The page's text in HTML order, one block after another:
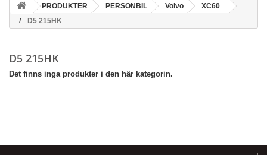
PRODUKTER PERSONBIL Volvo
XC60
D5 215HK
D5 215HK
Det finns inga produkter i den här kategorin.